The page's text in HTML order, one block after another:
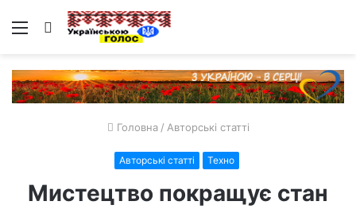
Меню Пошук
Головна / Авторські статті
Авторські статті Техно
Мистецтво покращує стан